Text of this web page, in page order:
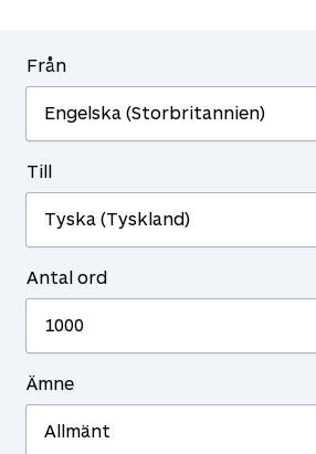
Från
Till
Antal ord
Ämne